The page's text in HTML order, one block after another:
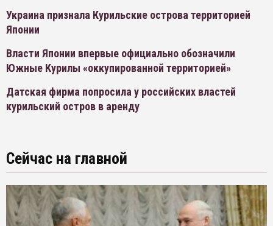
Украина признала Курильские острова территорией
Японии
Власти Японии впервые официально обозначили
Южные Курилы «оккупированной территорией»
Датская фирма попросила у российских властей
курильский остров в аренду
Сейчас на главной